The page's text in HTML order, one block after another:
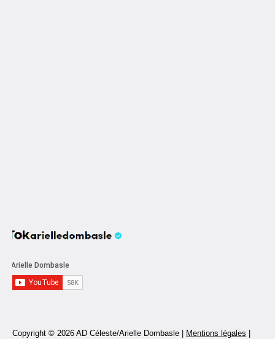
Copyright © 2026 AD Céleste/Arielle Dombasle | Mentions légales